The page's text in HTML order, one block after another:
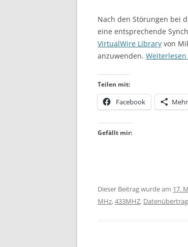
Nach den Störungen bei
eine entsprechende
VirtualWire Library von
anzuwenden. Weiterlesen
Teilen mit:
Facebook Mehr
Gefällt mir:
Dieser Beitrag wurde am 17.
MHz,433MHZ,